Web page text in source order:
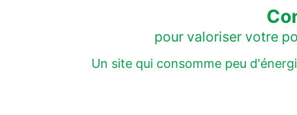
pour valoriser votre
Un site qui consomme peu